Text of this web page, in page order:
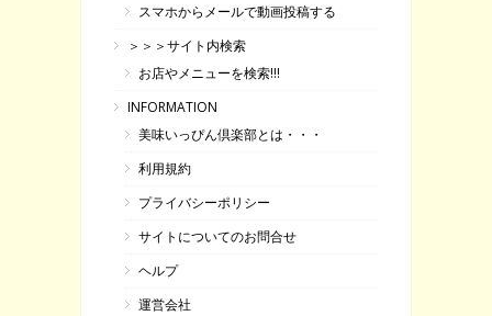
スマホからメールで動画投稿する
＞＞＞サイト内検索
お店やメニューを検索!!!
INFORMATION
美味いっぴん倶楽部とは・・・
利用規約
プライバシーポリシー
サイトについてのお問合せ
ヘルプ
運営会社